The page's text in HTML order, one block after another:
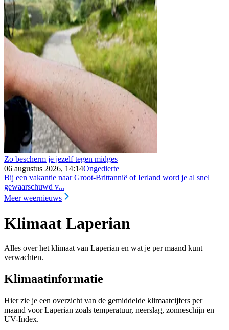
Zo bescherm je jezelf tegen midges
06 augustus 2026, 14:14Ongedierte
Bij een vakantie naar Groot-Brittannië of Ierland word je al snel
gewaarschuwd v...
Meer weernieuws
Klimaat Laperian
Alles over het klimaat van Laperian en wat je per maand kunt
verwachten.
Klimaatinformatie
Hier zie je een overzicht van de gemiddelde klimaatcijfers per
maand voor Laperian zoals temperatuur, neerslag, zonneschijn en
UV-Index.